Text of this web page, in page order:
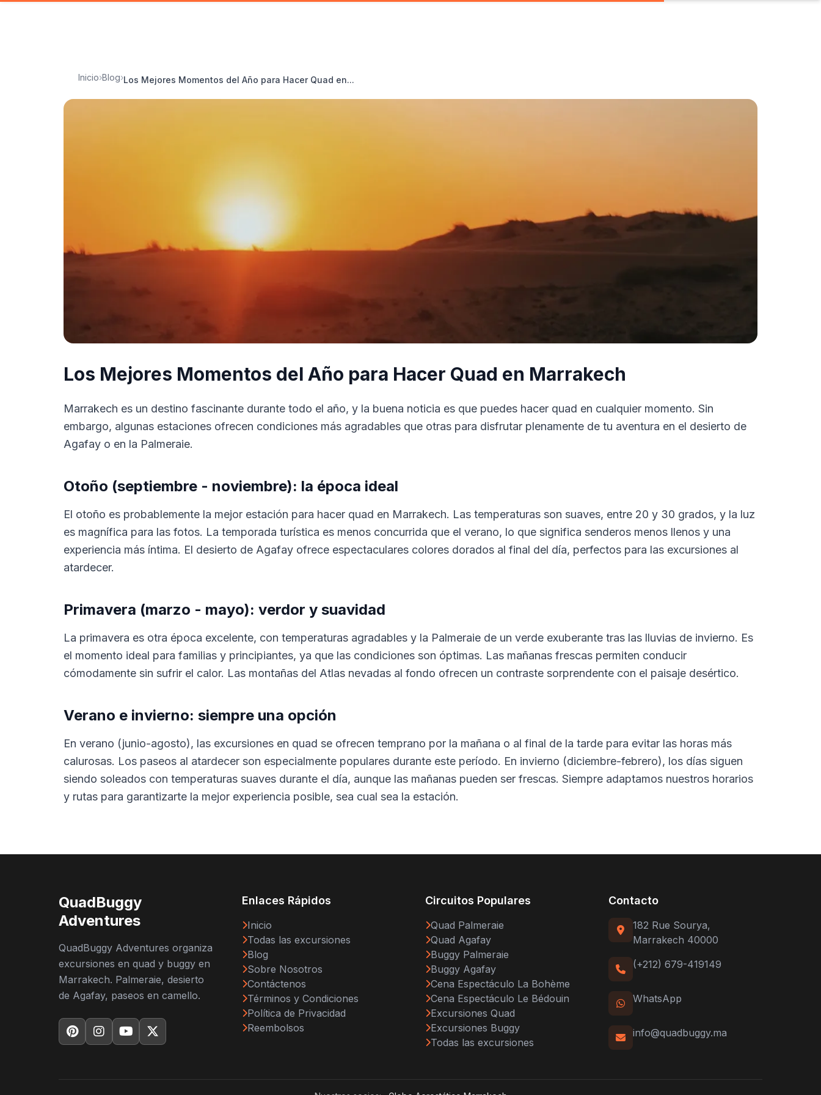
Inicio›Blog›Los Mejores Momentos del Año para Hacer Quad en...
Los Mejores Momentos del Año para Hacer Quad en Marrakech
Marrakech es un destino fascinante durante todo el año, y la buena noticia es que puedes hacer quad en cualquier momento. Sin
embargo, algunas estaciones ofrecen condiciones más agradables que otras para disfrutar plenamente de tu aventura en el desierto de
Agafay o en la Palmeraie.
Otoño (septiembre - noviembre): la época ideal
El otoño es probablemente la mejor estación para hacer quad en Marrakech. Las temperaturas son suaves, entre 20 y 30 grados, y la luz
es magnífica para las fotos. La temporada turística es menos concurrida que el verano, lo que significa senderos menos llenos y una
experiencia más íntima. El desierto de Agafay ofrece espectaculares colores dorados al final del día, perfectos para las excursiones al
atardecer.
Primavera (marzo - mayo): verdor y suavidad
La primavera es otra época excelente, con temperaturas agradables y la Palmeraie de un verde exuberante tras las lluvias de invierno. Es
el momento ideal para familias y principiantes, ya que las condiciones son óptimas. Las mañanas frescas permiten conducir
cómodamente sin sufrir el calor. Las montañas del Atlas nevadas al fondo ofrecen un contraste sorprendente con el paisaje desértico.
Verano e invierno: siempre una opción
En verano (junio-agosto), las excursiones en quad se ofrecen temprano por la mañana o al final de la tarde para evitar las horas más
calurosas. Los paseos al atardecer son especialmente populares durante este período. En invierno (diciembre-febrero), los días siguen
siendo soleados con temperaturas suaves durante el día, aunque las mañanas pueden ser frescas. Siempre adaptamos nuestros horarios
y rutas para garantizarte la mejor experiencia posible, sea cual sea la estación.
QuadBuggy
Adventures
QuadBuggy Adventures organiza
excursiones en quad y buggy en
Marrakech. Palmeraie, desierto
de Agafay, paseos en camello.
Enlaces Rápidos
Inicio
Todas las excursiones
Blog
Sobre Nosotros
Contáctenos
Términos y Condiciones
Política de Privacidad
Reembolsos
Circuitos Populares
Quad Palmeraie
Quad Agafay
Buggy Palmeraie
Buggy Agafay
Cena Espectáculo La Bohème
Cena Espectáculo Le Bédouin
Excursiones Quad
Excursiones Buggy
Todas las excursiones
Contacto
182 Rue Sourya,
Marrakech 40000
(+212) 679-419149
WhatsApp
info@quadbuggy.ma